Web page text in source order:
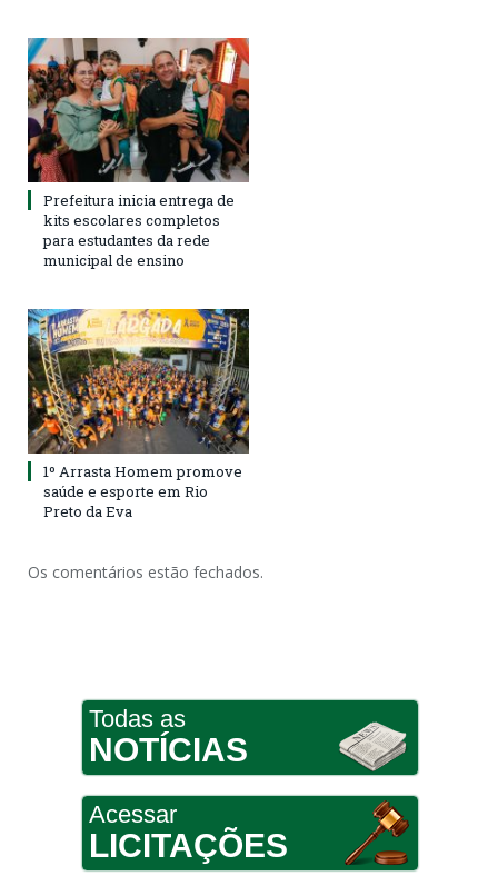
Prefeitura inicia entrega de
kits escolares completos
para estudantes da rede
municipal de ensino
1º Arrasta Homem promove
saúde e esporte em Rio
Preto da Eva
Os comentários estão fechados.
Todas as
NOTÍCIAS
Acessar
LICITAÇÕES